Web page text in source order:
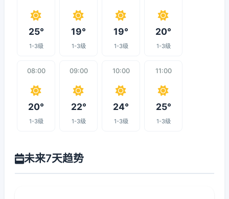
25°
1-3级
19°
1-3级
19°
1-3级
20°
1-3级
08:00
20°
1-3级
09:00
22°
1-3级
10:00
24°
1-3级
11:00
25°
1-3级
未来7天趋势